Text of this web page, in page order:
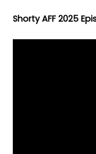
Shorty AFF 2025